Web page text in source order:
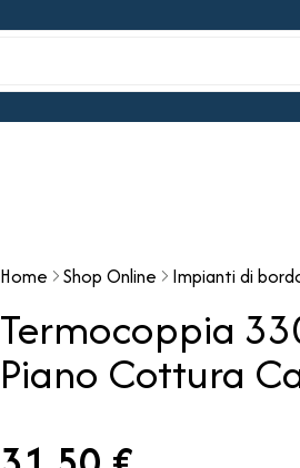
Home Shop Online Impianti di
Termocoppia
Piano Cottura